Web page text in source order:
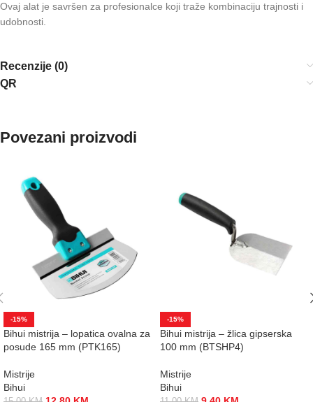
Ovaj alat je savršen za profesionalce koji traže kombinaciju trajnosti i
udobnosti.
Recenzije (0)
QR
Povezani proizvodi
-15%
Bihui mistrija – lopatica ovalna za
posude 165 mm (PTK165)
Mistrije
Bihui
-15%
Bihui mistrija – žlica gipserska
100 mm (BTSHP4)
Mistrije
Bihui